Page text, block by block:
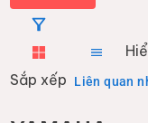
Sắp xếp
Liên quan